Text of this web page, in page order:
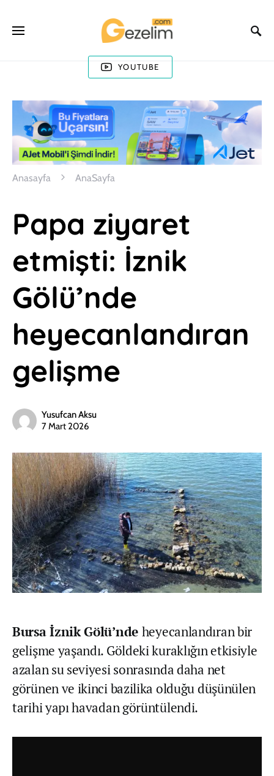
YOUTUBE
Anasayfa AnaSayfa
Papa ziyaret
etmişti: İznik
Gölü’nde
heyecanlandıran
gelişme
Yusufcan Aksu
7 Mart 2026
Bursa İznik Gölü’nde heyecanlandıran bir
gelişme yaşandı. Göldeki kuraklığın etkisiyle
azalan su seviyesi sonrasında daha net
görünen ve ikinci bazilika olduğu düşünülen
tarihi yapı havadan görüntülendi.